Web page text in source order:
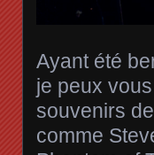
Ayant été
je peux
souvenirs
comme